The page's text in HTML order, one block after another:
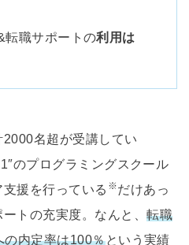
転職サポートの利用は
名超が受講してい
のプログラミングスクール
援を行っている ※だけあっ
トの充実度。なんと、転職
の内定率は100％という実績